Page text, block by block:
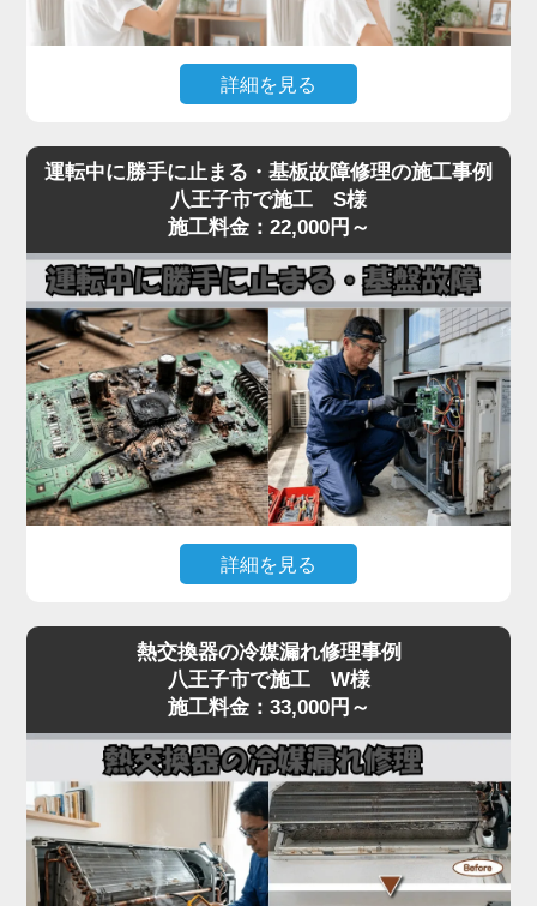
ト）・漏れ箇所の修理・冷媒ガスの補充まで一貫対
応。R32・R410Aどちらの冷媒にも対応しておりま
き付き、本体交換が必要な高額修理に発展します。
冷房・暖房の効きが急に悪くなったと感じたら、お
早めにご相談ください。
詳細を見る
応がないといった症状は、リモコン受光基板の故
障、本体の電源基板の故障、内部ヒューズの切断ま
で、原因が幅広いトラブルです。
見た目では原因の切り分けが困難で、無理に何度も
電源を入れ直すと、生きていた他の基板まで巻き込
んで故障が拡大するリスクがあります。
「家電の達人」では、テスターで本体への入力電
圧、電源基板の出力電圧、受光基板の出力信号を順
番に切り分けて点検。リモコン故障なら互換リモコ
ンの取り寄せ、本体側なら電源基板・受光基板の交
換に対応します。
突然停止して動かない症状は基板系トラブルが大半
なので、まずはお早めに点検をご依頼ください。夏
運転中に勝手に止まる・基板故障修理の施工事例
八王子市で施工 S様
施工料金：22,000円～
詳細を見る
は入るが数分で停止する」「特定のエラーコード
（E1・F1・H1など）が出て動かない」といった症
状は、室内機または室外機の制御基板の故障が原因
のケースが多く見られます。
基板は経年劣化に加え、雷サージや過電流、コンデ
ンサの容量抜けなどで突発的に故障することがあり
ます。
実際の現場では、運転開始から数分でコンプレッサ
熱交換器の冷媒漏れ修理事例
八王子市で施工 W様
施工料金：33,000円～